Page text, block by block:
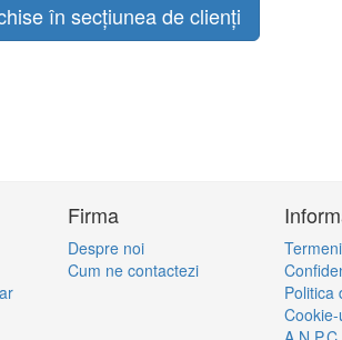
în secțiunea de clienți
Firma
Despre noi
Cum ne contactezi
Politica